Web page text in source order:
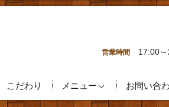
営業時間 17:00～
こだわり メニュー お問い合